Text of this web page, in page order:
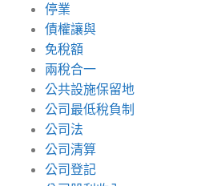
停業
債權讓與
免稅額
兩稅合一
公共設施保留地
公司最低稅負制
公司法
公司清算
公司登記